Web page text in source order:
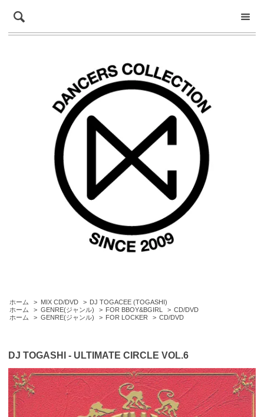
ホーム > MIX CD/DVD > DJ TOGACEE (TOGASHI)
ホーム
> GENRE(ジャンル) > FOR BBOY&BGIRL > CD/DVD
ホーム
> GENRE(ジャンル) > FOR LOCKER > CD/DVD
DJ TOGASHI - ULTIMATE CIRCLE VOL.6